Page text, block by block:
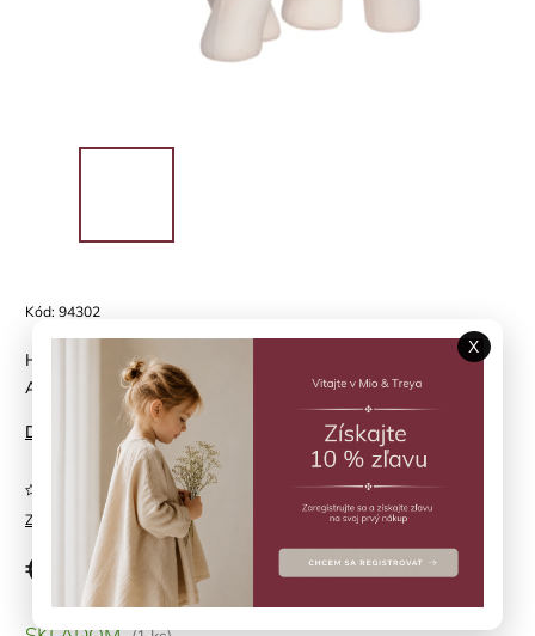
Kód: 94302
Hrkálka a hryzátko z prírodnej gumy - Ľadový medveď TIKIRI
Arctic
Detailné informácie
Značka: TIKIRI
Neohodnotené
€14,90
X